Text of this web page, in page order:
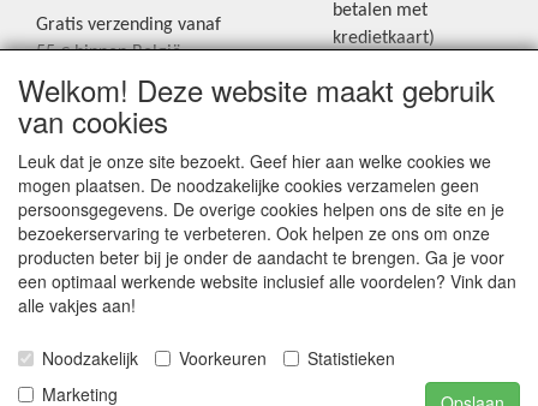
Gratis verzending vanaf
55 € binnen België.
Gratis verzending vanaf
65 € naar Nederland.
Levering andere
landen: geen gratis
verzending, portkosten
worden aangerekend.
Zie voor een overzicht
van alle verzendkosten
"Verzendkosten" op de
homepagina.
betalen met
kredietkaart)
Blijf op de hoogte van de laatste
onze Facebookpagina.
Welkom! Deze website maakt gebruik
van cookies
Leuk dat je onze site bezoekt. Geef hier aan welke cookies we
mogen plaatsen. De noodzakelijke cookies verzamelen geen
persoonsgegevens. De overige cookies helpen ons de site en je
bezoekerservaring te verbeteren. Ook helpen ze ons om onze
producten beter bij je onder de aandacht te brengen. Ga je voor
een optimaal werkende website inclusief alle voordelen? Vink dan
alle vakjes aan!
Noodzakelijk Voorkeuren
Statistieken
Marketing